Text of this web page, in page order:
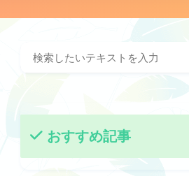
おすすめ記事